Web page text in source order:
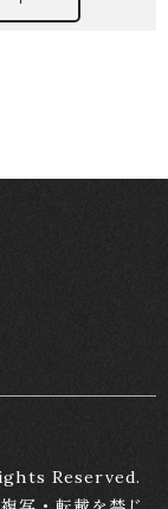
Reserved.